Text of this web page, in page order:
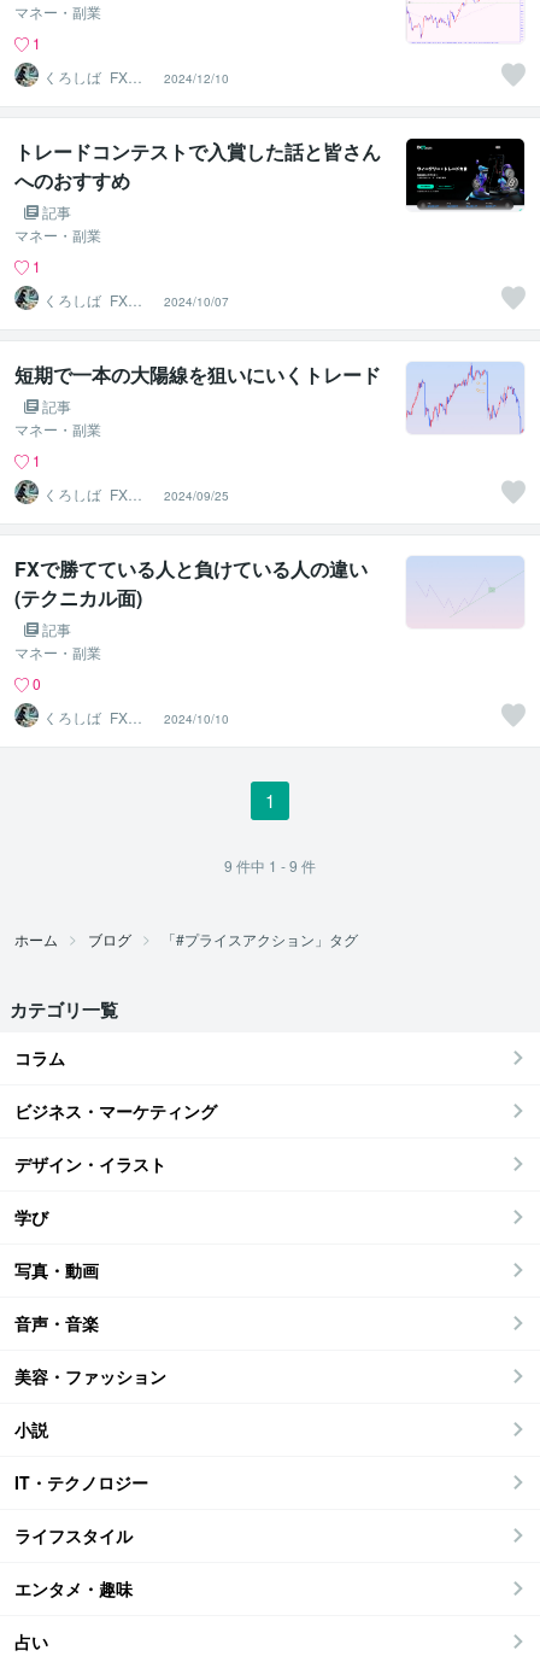
マネー・副業
1
くろしば_FXト
レーダー
2024/12/10
トレードコンテストで入賞した話と皆さん
へのおすすめ
記事
マネー・副業
1
くろしば_FXト
レーダー
2024/10/07
短期で一本の大陽線を狙いにいくトレード
記事
マネー・副業
1
くろしば_FXト
レーダー
2024/09/25
FXで勝てている人と負けている人の違い
(テクニカル面)
記事
マネー・副業
0
くろしば_FXト
レーダー
2024/10/10
1
9 件中 1 - 9 件
ホーム ブログ 「#プライスアクション」タグ
カテゴリ一覧
コラム
ビジネス・マーケティング
デザイン・イラスト
学び
写真・動画
音声・音楽
美容・ファッション
小説
IT・テクノロジー
ライフスタイル
エンタメ・趣味
占い